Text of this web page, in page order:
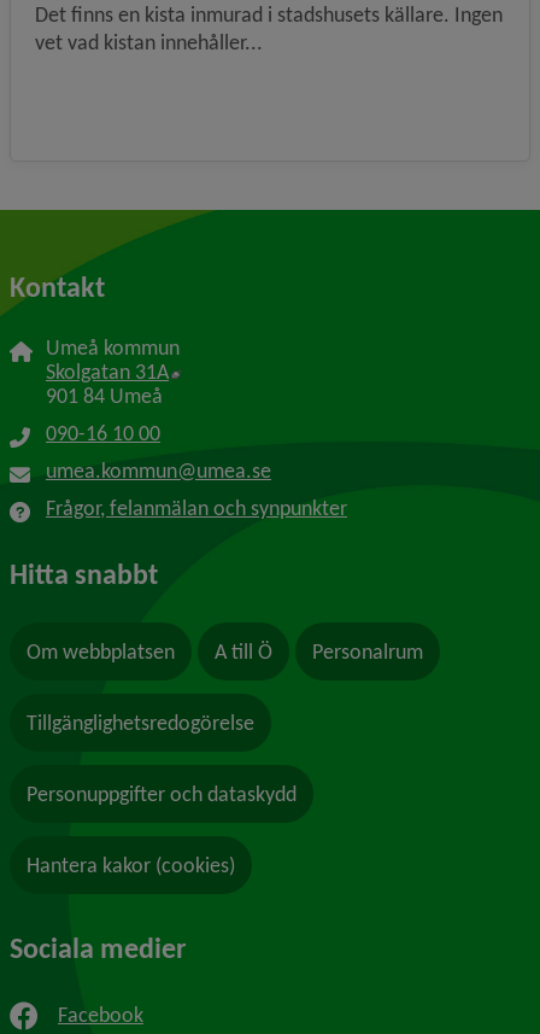
Det finns en kista inmurad i stadshusets källare. Ingen
vet vad kistan innehåller...
Kontakt
Umeå kommun
Skolgatan 31A Länk till annan webbplats, öppnas i nytt
901 84 Umeå
090-16 10 00
umea.kommun@umea.se
Frågor, felanmälan och synpunkter
Hitta snabbt
Om webbplatsen A till Ö Personalrum
Tillgänglighetsredogörelse
Personuppgifter och dataskydd
Hantera kakor (cookies)
Sociala medier
Facebook